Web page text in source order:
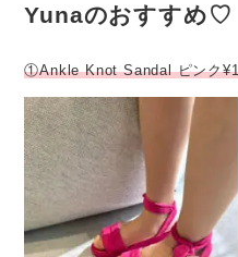
Yunaのおすすめ♡
①Ankle Knot Sandal ピンク